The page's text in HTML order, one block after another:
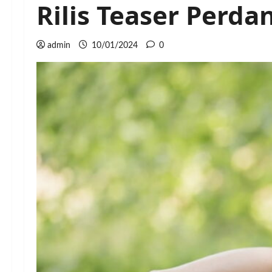
Rilis Teaser
admin 10/01/2024 0